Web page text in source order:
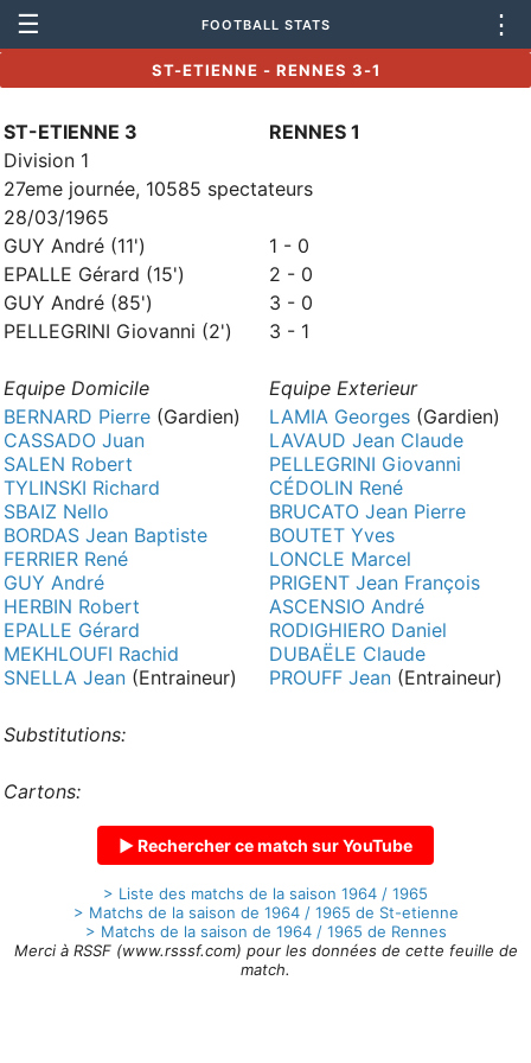
☰ FOOTBALL STATS ⋮
ST-ETIENNE - RENNES 3-1
ST-ETIENNE 3
RENNES 1
Division 1
27eme journée, 10585 spectateurs
28/03/1965
GUY André (11')
1 - 0
EPALLE Gérard (15')
2 - 0
GUY André (85')
3 - 0
PELLEGRINI Giovanni (2')
3 - 1
Equipe Domicile
Equipe Exterieur
BERNARD Pierre (Gardien)
CASSADO Juan
SALEN Robert
TYLINSKI Richard
SBAIZ Nello
BORDAS Jean Baptiste
FERRIER René
GUY André
HERBIN Robert
EPALLE Gérard
MEKHLOUFI Rachid
SNELLA Jean (Entraineur)
LAMIA Georges (Gardien)
LAVAUD Jean Claude
PELLEGRINI Giovanni
CÉDOLIN René
BRUCATO Jean Pierre
BOUTET Yves
LONCLE Marcel
PRIGENT Jean François
ASCENSIO André
RODIGHIERO Daniel
DUBAËLE Claude
PROUFF Jean (Entraineur)
Substitutions:
Cartons:
▶ Rechercher ce match sur YouTube
> Liste des matchs de la saison 1964 / 1965
> Matchs de la saison de 1964 / 1965 de St-etienne
> Matchs de la saison de 1964 / 1965 de Rennes
Merci à RSSF (www.rsssf.com) pour les données de cette feuille de
match.